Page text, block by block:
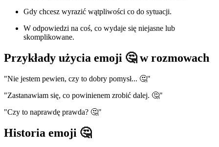
Gdy chcesz wyrazić wątpliwości co do sytuacji.
W odpowiedzi na coś, co wydaje się niejasne lub
skomplikowane.
Przykłady użycia emoji 🤔 w rozmowach
"Nie jestem pewien, czy to dobry pomysł... 🤔"
"Zastanawiam się, co powinienem zrobić dalej. 🤔"
"Czy to naprawdę prawda? 🤔"
Historia emoji 🤔